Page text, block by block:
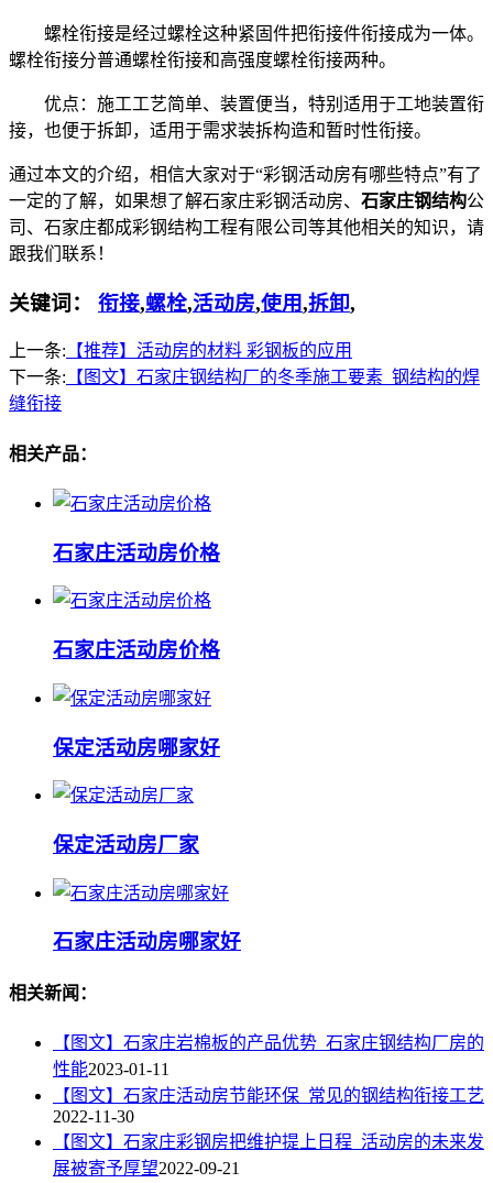
螺栓衔接是经过螺栓这种紧固件把衔接件衔接成为一体。
螺栓衔接分普通螺栓衔接和高强度螺栓衔接两种。
优点：施工工艺简单、装置便当，特别适用于工地装置衔
接，也便于拆卸，适用于需求装拆构造和暂时性衔接。
通过本文的介绍，相信大家对于“彩钢活动房有哪些特点”有了
一定的了解，如果想了解石家庄彩钢活动房、 石家庄钢结构公
司、石家庄都成彩钢结构工程有限公司等其他相关的知识，请
跟我们联系！
关键词： 衔接,螺栓,活动房,使用,拆卸,
上一条: 【推荐】活动房的材料 彩钢板的应用
下一条: 【图文】石家庄钢结构厂的冬季施工要素_钢结构的焊
缝衔接
相关产品：
石家庄活动房价格
石家庄活动房价格
保定活动房哪家好
保定活动房厂家
石家庄活动房哪家好
相关新闻：
【图文】石家庄岩棉板的产品优势_石家庄钢结构厂房的
性能2023-01-11
【图文】石家庄活动房节能环保_常见的钢结构衔接工艺
2022-11-30
【图文】石家庄彩钢房把维护提上日程_活动房的未来发
展被寄予厚望2022-09-21